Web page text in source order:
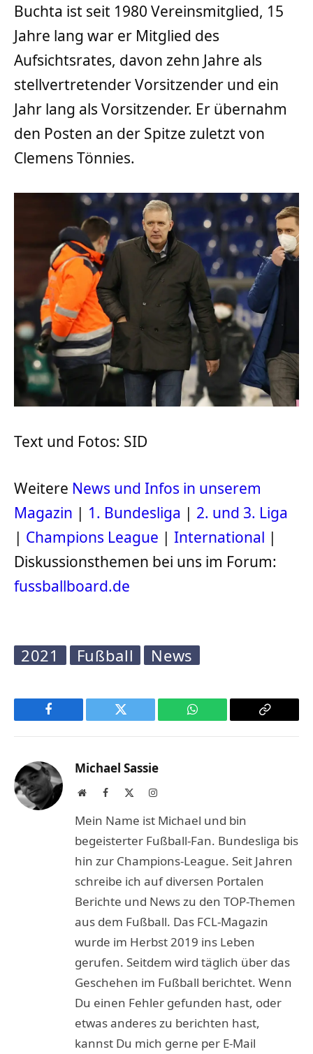
Buchta ist seit 1980 Vereinsmitglied, 15
Jahre lang war er Mitglied des
Aufsichtsrates, davon zehn Jahre als
stellvertretender Vorsitzender und ein
Jahr lang als Vorsitzender. Er übernahm
den Posten an der Spitze zuletzt von
Clemens Tönnies.
Text und Fotos: SID
Weitere News und Infos in unserem
Magazin | 1. Bundesliga | 2. und 3. Liga
| Champions League | International |
Diskussionsthemen bei uns im Forum:
fussballboard.de
2021 Fußball News
Facebook Twitter WhatsApp
Copy
Michael Sassie
WebsiteFacebook Instagram
Mein Name ist Michael und bin
begeisterter Fußball-Fan. Bundesliga bis
hin zur Champions-League. Seit Jahren
schreibe ich auf diversen Portalen
Berichte und News zu den TOP-Themen
aus dem Fußball. Das FCL-Magazin
wurde im Herbst 2019 ins Leben
gerufen. Seitdem wird täglich über das
Geschehen im Fußball berichtet. Wenn
Du einen Fehler gefunden hast, oder
etwas anderes zu berichten hast,
kannst Du mich gerne per E-Mail